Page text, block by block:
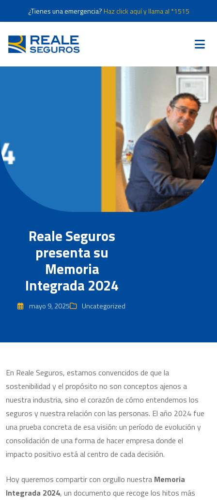
¿Tienes una emergencia? Haz click aquí y llama al *1515
Reale Seguros
presenta su
Memoria
Integrada 2024
mayo 9, 2025 Uncategorized
En Reale Seguros, estamos convencidos de que la
sostenibilidad y el propósito no son conceptos ajenos a
nuestra industria, sino el corazón de cómo entendemos los
seguros y nuestra relación con las personas. El año 2024 fue
una prueba concreta de esa visión: un período de evolución y
consolidación de una forma de hacer empresa donde el
impacto positivo está al centro de cada decisión.
Hoy queremos compartir con orgullo nuestra Memoria
Integrada 2024, un documento que recoge los hitos más